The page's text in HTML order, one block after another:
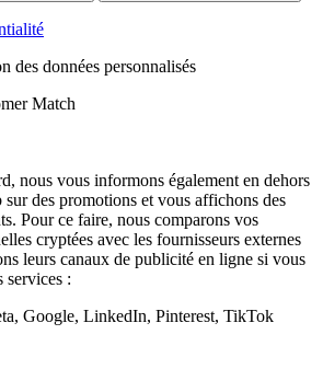
des données personnalisés
Match
nous vous informons également en dehors
sur des promotions et vous affichons des
Pour ce faire, nous comparons vos
cryptées avec les fournisseurs externes
leurs canaux de publicité en ligne si vous
services :
Google, LinkedIn, Pinterest, TikTok